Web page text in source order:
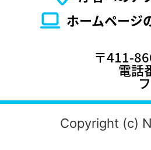
ホームページ
〒411-
電話
Copyright (c)